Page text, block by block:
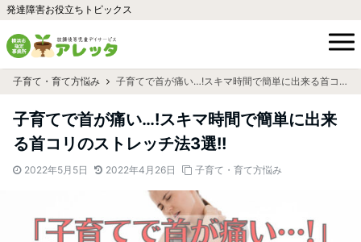
発達障害お役立ちトピックス
子育て・育て方悩み 子育てで首が痛い…!スキマ時間で簡単に出来る首コリのストレッチ法3選!!
子育てで首が痛い…!スキマ時間で簡単に出来
る首コリのストレッチ法3選!!
2022年5月5日 2022年4月26日 子育て・育て方悩み